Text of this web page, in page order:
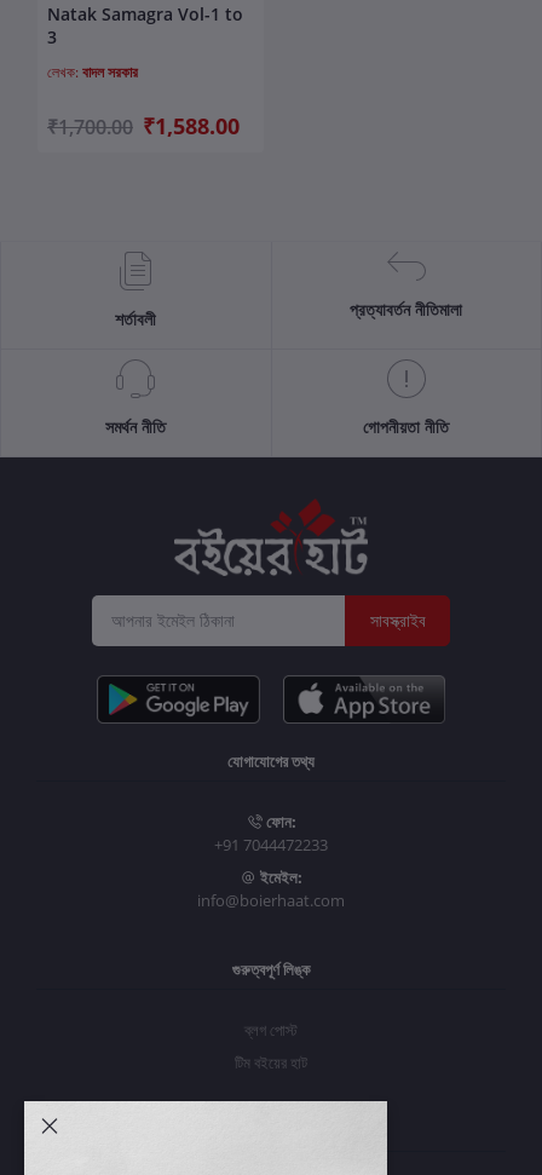
কার্টে যোগ করুন
Natak Samagra Vol-1 to
3
লেখক: বাদল সরকার
₹1,700.00 ₹1,588.00
শর্তাবলী প্রত্যাবর্তন নীতিমালা
সমর্থন নীতি গোপনীয়তা নীতি
সাবস্ক্রাইব
যোগাযোগের তথ্য
ফোন:
+91 7044472233
ইমেইল:
info@boierhaat.com
গুরুত্বপূর্ণ লিঙ্ক
ব্লগ পোস্ট
টিম বইয়ের হাট